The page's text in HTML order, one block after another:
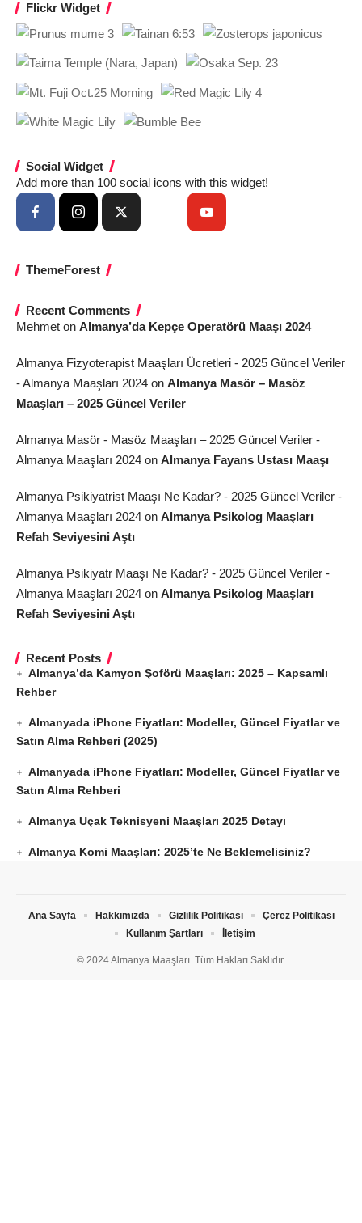
Flickr Widget
Social Widget
Add more than 100 social icons with this widget!
ThemeForest
Recent Comments
Mehmet on Almanya’da Kepçe Operatörü Maaşı 2024
Almanya Fizyoterapist Maaşları Ücretleri - 2025 Güncel Veriler
- Almanya Maaşları 2024 on Almanya Masör – Masöz
Maaşları – 2025 Güncel Veriler
Almanya Masör - Masöz Maaşları – 2025 Güncel Veriler -
Almanya Maaşları 2024 on Almanya Fayans Ustası Maaşı
Almanya Psikiyatrist Maaşı Ne Kadar? - 2025 Güncel Veriler -
Almanya Maaşları 2024 on Almanya Psikolog Maaşları
Refah Seviyesini Aştı
Almanya Psikiyatr Maaşı Ne Kadar? - 2025 Güncel Veriler -
Almanya Maaşları 2024 on Almanya Psikolog Maaşları
Refah Seviyesini Aştı
Recent Posts
Almanya’da Kamyon Şoförü Maaşları: 2025 – Kapsamlı
Rehber
Almanyada iPhone Fiyatları: Modeller, Güncel Fiyatlar ve
Satın Alma Rehberi (2025)
Almanyada iPhone Fiyatları: Modeller, Güncel Fiyatlar ve
Satın Alma Rehberi
Almanya Uçak Teknisyeni Maaşları 2025 Detayı
Almanya Komi Maaşları: 2025’te Ne Beklemelisiniz?
© 2024 Almanya Maaşları. Tüm Hakları Saklıdır.
Ana Sayfa Hakkımızda Gizlilik Politikası
Çerez Politikası
Kullanım Şartları
İletişim